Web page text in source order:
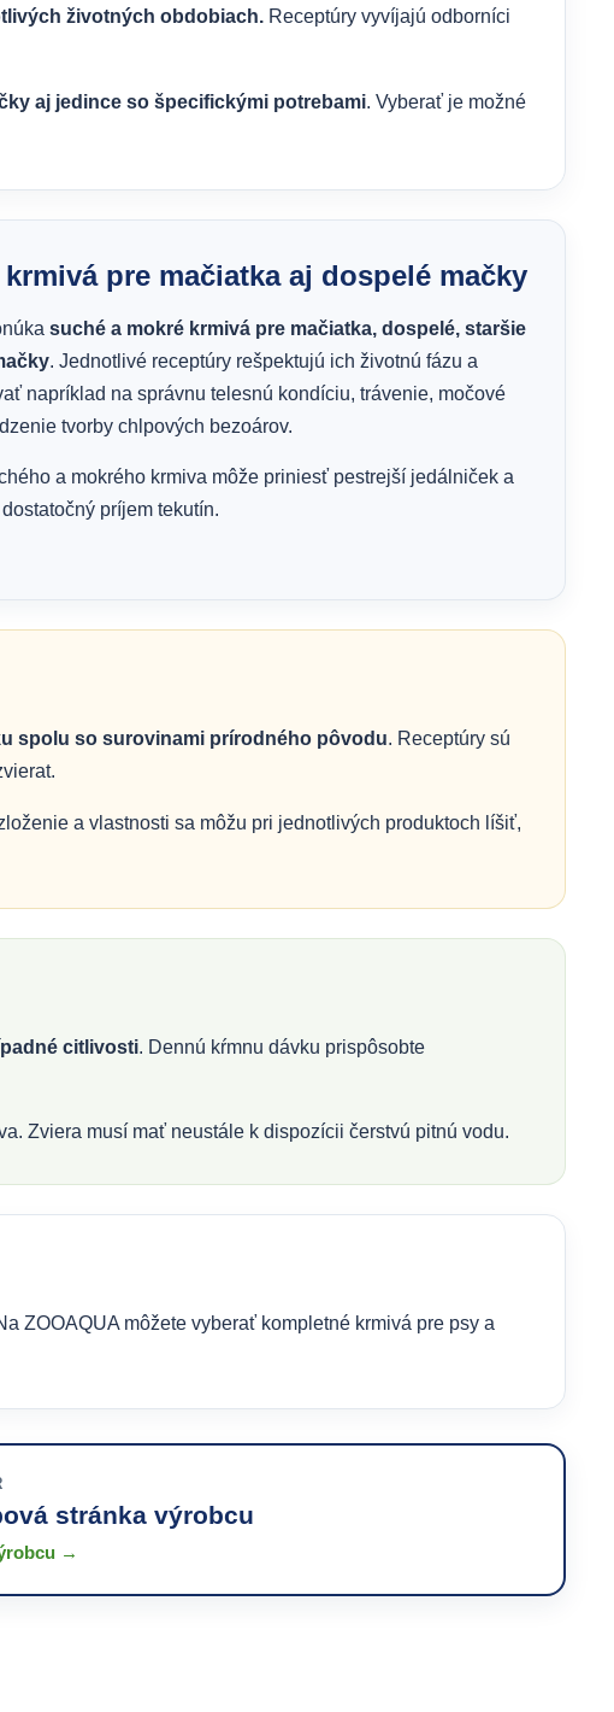
životných obdobiach. Receptúry vyvíjajú odborníci
aj jedince so špecifickými potrebami. Vyberať je možné
pre mačiatka aj dospelé mačky
suché a mokré krmivá pre mačiatka, dospelé, staršie
. Jednotlivé receptúry rešpektujú ich životnú fázu a
napríklad na správnu telesnú kondíciu, trávenie, močové
tvorby chlpových bezoárov.
a mokrého krmiva môže priniesť pestrejší jedálniček a
príjem tekutín.
spolu so surovinami prírodného pôvodu. Receptúry sú
a vlastnosti sa môžu pri jednotlivých produktoch líšiť,
citlivosti. Dennú kŕmnu dávku prispôsobte
Zviera musí mať neustále k dispozícii čerstvú pitnú vodu.
ZOOAQUA môžete vyberať kompletné krmivá pre psy a
stránka výrobcu
→